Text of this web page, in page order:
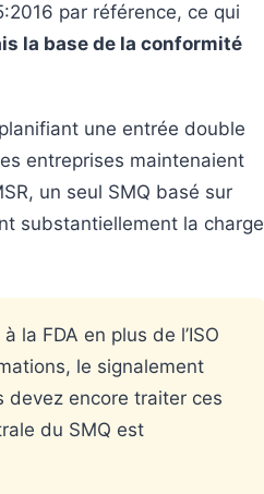
par référence, ce qui
la base de la conformité
une entrée double
entreprises maintenaient
un seul SMQ basé sur
substantiellement la charge
la FDA en plus de l’ISO
le signalement
devez encore traiter ces
du SMQ est